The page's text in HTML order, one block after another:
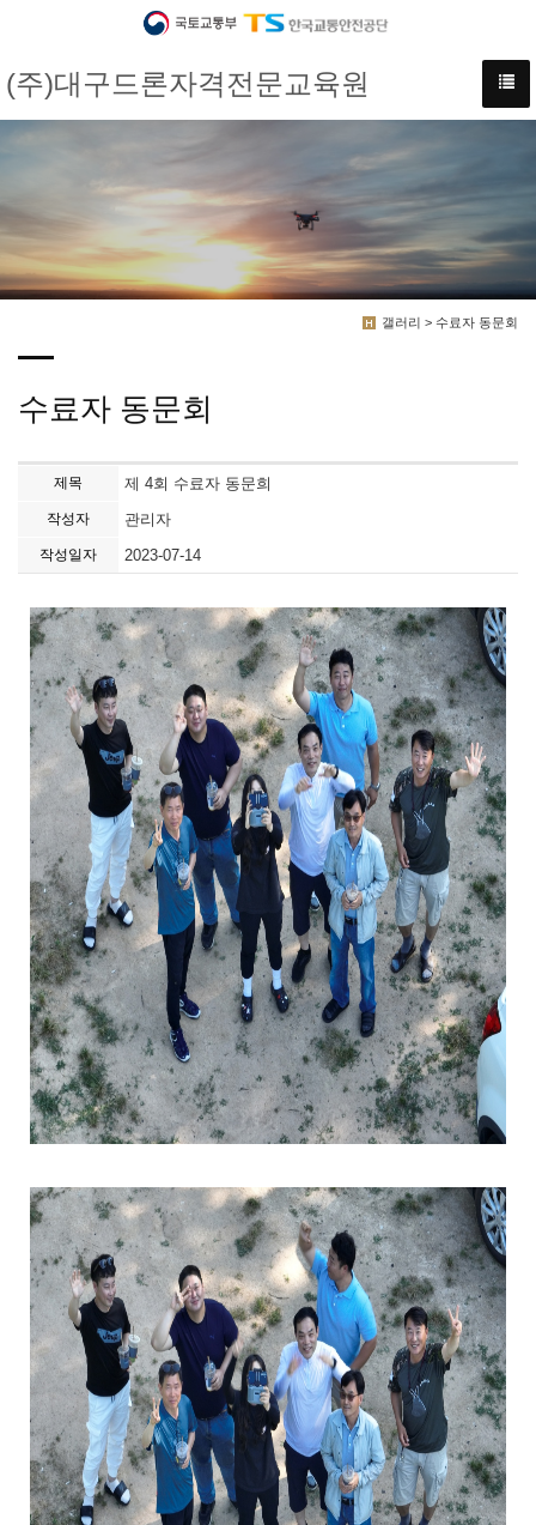
(주)대구드론자격전문교육원
갤러리 > 수료자 동문회
수료자 동문회
제목 제 4회 수료자 동문희
작성자 관리자
작성일자 2023-07-14